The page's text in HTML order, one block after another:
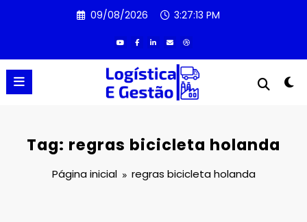
09/08/2026 3:27:13 PM
Tag: regras bicicleta holanda
Página inicial regras bicicleta holanda